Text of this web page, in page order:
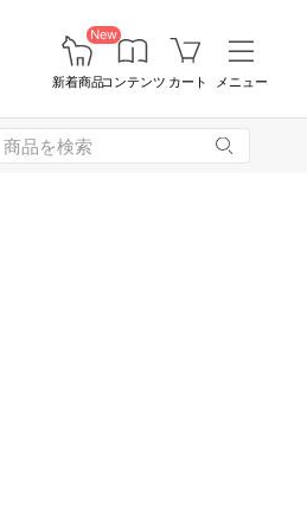
New
新着商品コンテンツ カート メニュー